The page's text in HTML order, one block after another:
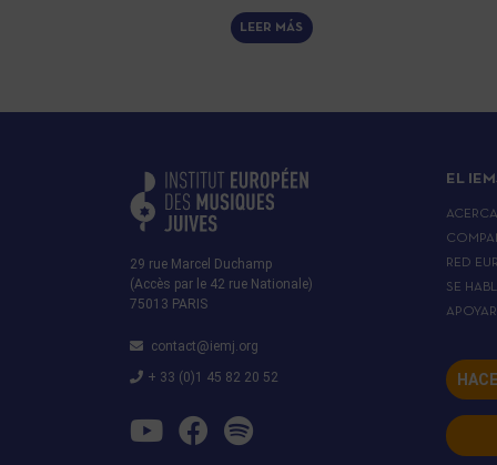
LEER MÁS
29 rue Marcel Duchamp
(Accès par le 42 rue Nationale)
75013 PARIS
contact@iemj.org
+ 33 (0)1 45 82 20 52
EL
RED
SE